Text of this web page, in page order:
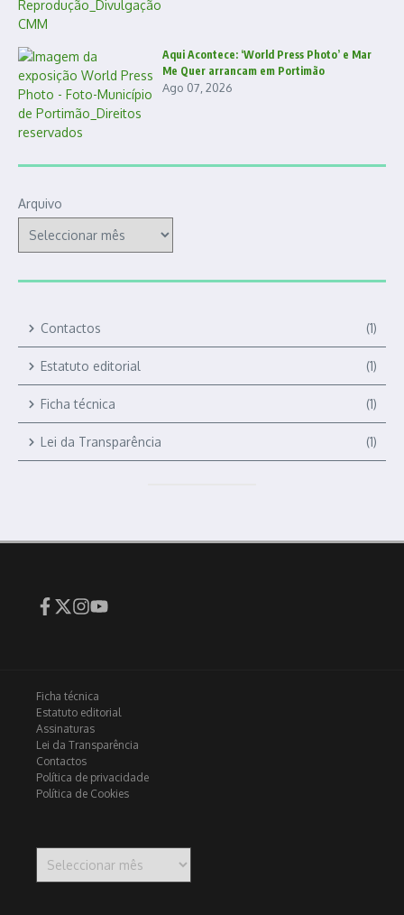
Aqui Acontece: ‘World Press Photo’ e Mar
Me Quer arrancam em Portimão
Ago 07, 2026
Arquivo
Contactos (1)
Estatuto editorial (1)
Ficha técnica (1)
Lei da Transparência (1)
Ficha técnica
Estatuto editorial
Assinaturas
Lei da Transparência
Contactos
Política de privacidade
Política de Cookies